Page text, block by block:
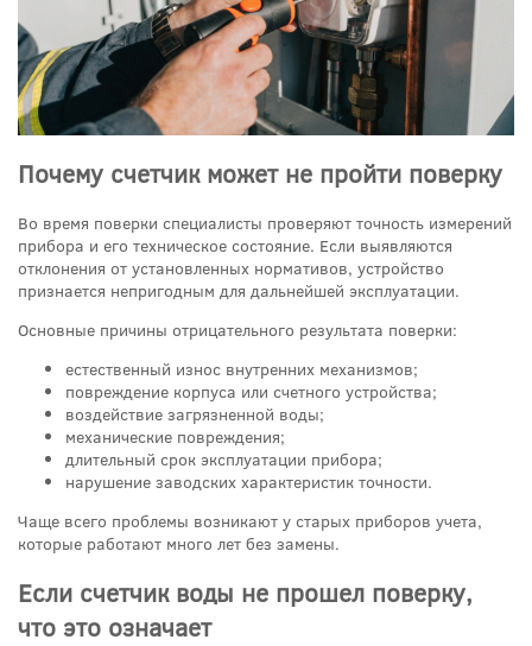
Почему счетчик может не пройти поверку
Во время поверки специалисты проверяют точность измерений
прибора и его техническое состояние. Если выявляются
отклонения от установленных нормативов, устройство
признается непригодным для дальнейшей эксплуатации.
Основные причины отрицательного результата поверки:
естественный износ внутренних механизмов;
повреждение корпуса или счетного устройства;
воздействие загрязненной воды;
механические повреждения;
длительный срок эксплуатации прибора;
нарушение заводских характеристик точности.
Чаще всего проблемы возникают у старых приборов учета,
которые работают много лет без замены.
Если счетчик воды не прошел поверку,
что это означает